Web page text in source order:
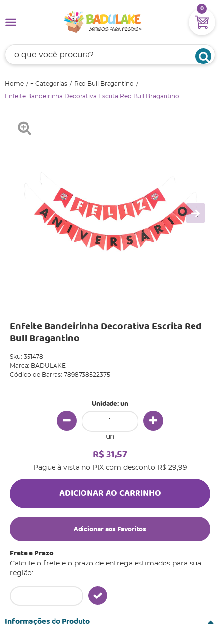
0
Home + Categorias Red Bull Bragantino
Enfeite Bandeirinha Decorativa Escrita Red Bull Bragantino
Enfeite Bandeirinha Decorativa Escrita Red
Bull Bragantino
Sku: 351478
Marca: BADULAKE
Código de Barras: 7898738522375
Unidade: un
un
R$ 31,57
Pague à vista no PIX com desconto R$ 29,99
ADICIONAR AO CARRINHO
Adicionar aos Favoritos
Frete e Prazo
Calcule o frete e o prazo de entrega estimados para sua
região:
Informações do Produto